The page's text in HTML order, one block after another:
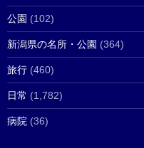
公園 (102)
新潟県の名所・公園 (364)
旅行 (460)
日常 (1,782)
病院 (36)